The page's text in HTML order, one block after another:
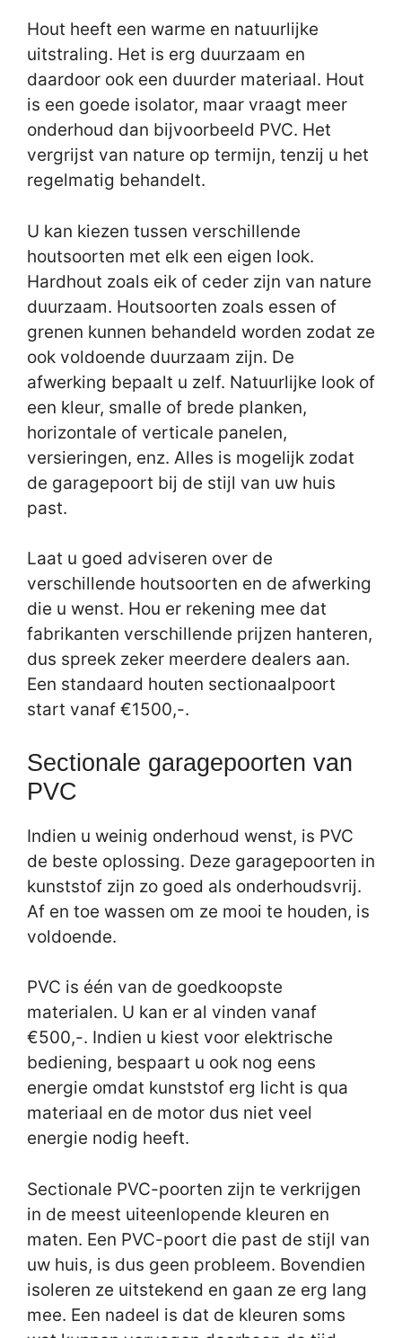
Hout heeft een warme en natuurlijke
uitstraling. Het is erg duurzaam en
daardoor ook een duurder materiaal. Hout
is een goede isolator, maar vraagt meer
onderhoud dan bijvoorbeeld PVC. Het
vergrijst van nature op termijn, tenzij u het
regelmatig behandelt.
U kan kiezen tussen verschillende
houtsoorten met elk een eigen look.
Hardhout zoals eik of ceder zijn van nature
duurzaam. Houtsoorten zoals essen of
grenen kunnen behandeld worden zodat ze
ook voldoende duurzaam zijn. De
afwerking bepaalt u zelf. Natuurlijke look of
een kleur, smalle of brede planken,
horizontale of verticale panelen,
versieringen, enz. Alles is mogelijk zodat
de garagepoort bij de stijl van uw huis
past.
Laat u goed adviseren over de
verschillende houtsoorten en de afwerking
die u wenst. Hou er rekening mee dat
fabrikanten verschillende prijzen hanteren,
dus spreek zeker meerdere dealers aan.
Een standaard houten sectionaalpoort
start vanaf €1500,-.
Sectionale garagepoorten van
PVC
Indien u weinig onderhoud wenst, is PVC
de beste oplossing. Deze garagepoorten in
kunststof zijn zo goed als onderhoudsvrij.
Af en toe wassen om ze mooi te houden, is
voldoende.
PVC is één van de goedkoopste
materialen. U kan er al vinden vanaf
€500,-. Indien u kiest voor elektrische
bediening, bespaart u ook nog eens
energie omdat kunststof erg licht is qua
materiaal en de motor dus niet veel
energie nodig heeft.
Sectionale PVC-poorten zijn te verkrijgen
in de meest uiteenlopende kleuren en
maten. Een PVC-poort die past de stijl van
uw huis, is dus geen probleem. Bovendien
isoleren ze uitstekend en gaan ze erg lang
mee. Een nadeel is dat de kleuren soms